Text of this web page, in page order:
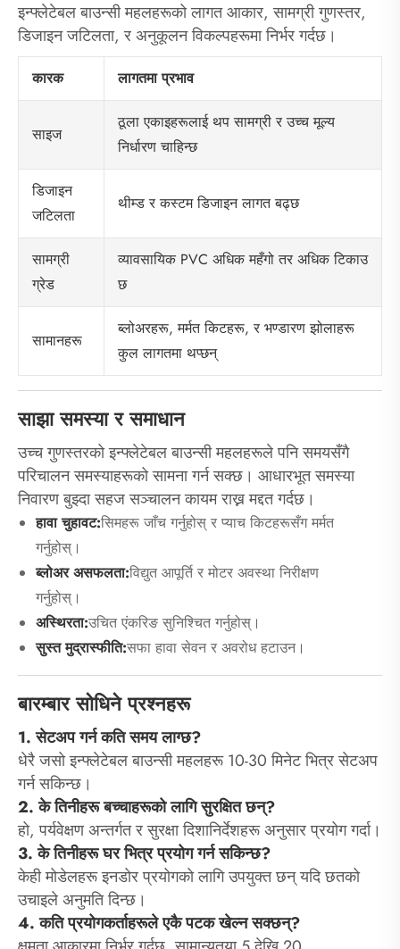
इन्फ्लेटेबल बाउन्सी महलहरूको लागत आकार, सामग्री गुणस्तर,
डिजाइन जटिलता, र अनुकूलन विकल्पहरूमा निर्भर गर्दछ।
कारक लागतमा प्रभाव
साइज
ठूला एकाइहरूलाई थप सामग्री र उच्च मूल्य
निर्धारण चाहिन्छ
डिजाइन
जटिलता
थीम्ड र कस्टम डिजाइन लागत बढ्छ
सामग्री
ग्रेड
व्यावसायिक PVC अधिक महँगो तर अधिक टिकाउ
छ
सामानहरू
ब्लोअरहरू, मर्मत किटहरू, र भण्डारण झोलाहरू
कुल लागतमा थप्छन्
साझा समस्या र समाधान
उच्च गुणस्तरको इन्फ्लेटेबल बाउन्सी महलहरूले पनि समयसँगै
परिचालन समस्याहरूको सामना गर्न सक्छ। आधारभूत समस्या
निवारण बुझ्दा सहज सञ्चालन कायम राख्न मद्दत गर्दछ।
हावा चुहावट:सिमहरू जाँच गर्नुहोस् र प्याच किटहरूसँग मर्मत
गर्नुहोस्।
ब्लोअर असफलता:विद्युत आपूर्ति र मोटर अवस्था निरीक्षण
गर्नुहोस्।
अस्थिरता:उचित एंकरिङ सुनिश्चित गर्नुहोस्।
सुस्त मुद्रास्फीति:सफा हावा सेवन र अवरोध हटाउन।
बारम्बार सोधिने प्रश्नहरू
1. सेटअप गर्न कति समय लाग्छ?
धेरै जसो इन्फ्लेटेबल बाउन्सी महलहरू 10-30 मिनेट भित्र सेटअप
गर्न सकिन्छ।
2. के तिनीहरू बच्चाहरूको लागि सुरक्षित छन्?
हो, पर्यवेक्षण अन्तर्गत र सुरक्षा दिशानिर्देशहरू अनुसार प्रयोग गर्दा।
3. के तिनीहरू घर भित्र प्रयोग गर्न सकिन्छ?
केही मोडेलहरू इनडोर प्रयोगको लागि उपयुक्त छन् यदि छतको
उचाइले अनुमति दिन्छ।
4. कति प्रयोगकर्ताहरूले एकै पटक खेल्न सक्छन्?